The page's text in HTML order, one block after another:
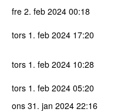
fre 2. feb 2024 00:18
tors 1. feb 2024 17:20
tors 1. feb 2024 10:28
tors 1. feb 2024 05:20
ons 31. jan 2024 22:16